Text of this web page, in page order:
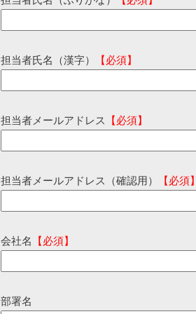
担当者氏名（漢字） 【必須】
担当者メールアドレス 【必須】
担当者メールアドレス（確認用） 【必須
会社名 【必須】
部署名